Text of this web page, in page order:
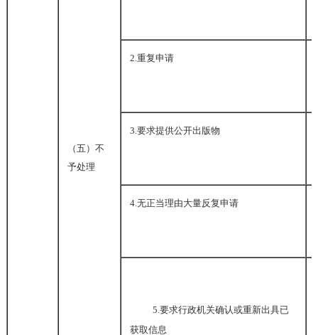
（五）不
予处理
2.重复申请
3.要求提供公开出版物
4.无正当理由大量反复申请
5.要求行政机关确认或重新出具已
获取信息